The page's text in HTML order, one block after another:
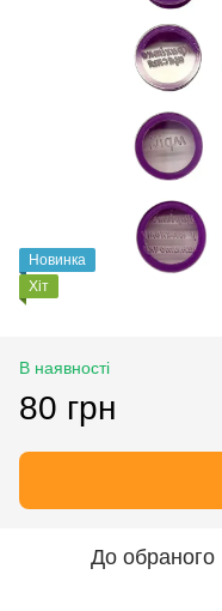
Новинка
Хіт
В наявності
80 грн
До обраного